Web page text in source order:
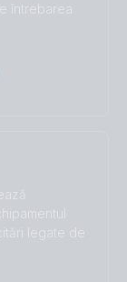
întrebarea
legate de